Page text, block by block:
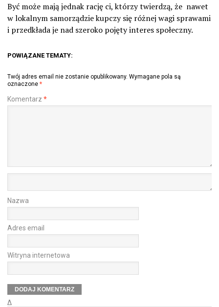
Być może mają jednak rację ci, którzy twierdzą, że nawet
w lokalnym samorządzie kupczy się różnej wagi sprawami
i przedkłada je nad szeroko pojęty interes społeczny.
POWIĄZANE TEMATY:
Twój adres email nie zostanie opublikowany. Wymagane pola są
oznaczone *
Komentarz *
Nazwa
Adres email
Witryna internetowa
Δ